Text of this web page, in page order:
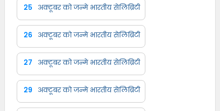
25 अक्टूबर को जन्मे भारतीय सेलिब्रिटी
26 अक्टूबर को जन्मे भारतीय सेलिब्रिटी
27 अक्टूबर को जन्मे भारतीय सेलिब्रिटी
29 अक्टूबर को जन्मे भारतीय सेलिब्रिटी